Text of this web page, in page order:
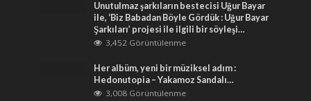
Unutulmaz şarkıların bestecisi Uğur Bayar
ile, ‘Biz Babadan Böyle Gördük : Uğur Bayar
Şarkıları’ projesi ile ilgili bir söyleşi…
3,452 Görüntülenme
Her albüm, yeni bir müziksel adım :
Hedonutopia – Yakamoz Sandalı…
3,008 Görüntülenme